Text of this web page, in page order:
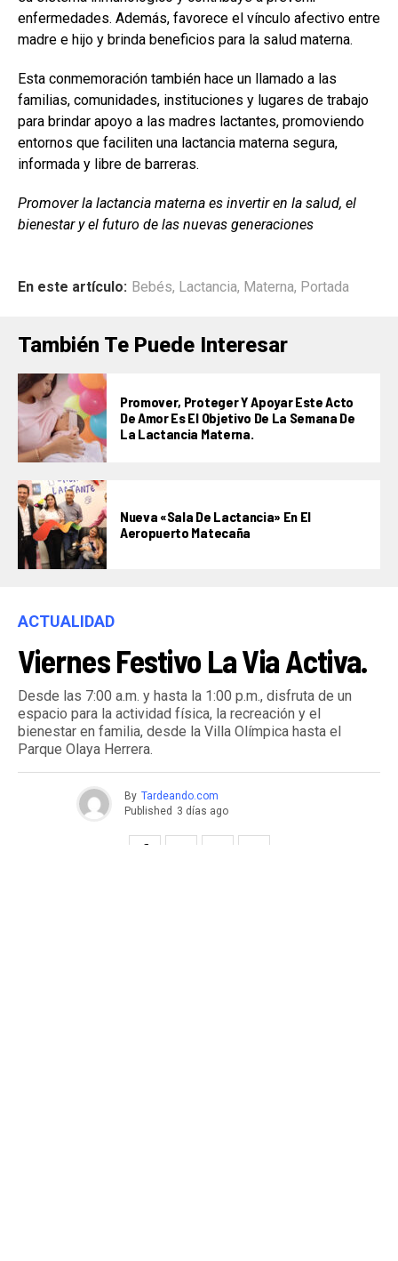
enfermedades. Además, favorece el vínculo afectivo entre
madre e hijo y brinda beneficios para la salud materna.
Esta conmemoración también hace un llamado a las
familias, comunidades, instituciones y lugares de trabajo
para brindar apoyo a las madres lactantes, promoviendo
entornos que faciliten una lactancia materna segura,
informada y libre de barreras.
Promover la lactancia materna es invertir en la salud, el
bienestar y el futuro de las nuevas generaciones
En este artículo: Bebés, Lactancia, Materna, Portada
También Te Puede Interesar
Promover, Proteger Y Apoyar Este Acto
De Amor Es El Objetivo De La Semana De
La Lactancia Materna.
Nueva «Sala De Lactancia» En El
Aeropuerto Matecaña
ACTUALIDAD
Viernes Festivo La Via Activa.
Desde las 7:00 a.m. y hasta la 1:00 p.m., disfruta de un
espacio para la actividad física, la recreación y el
bienestar en familia, desde la Villa Olímpica hasta el
Parque Olaya Herrera.
By Tardeando.com
Published 3 días ago